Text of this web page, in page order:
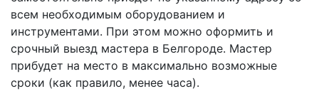
всем необходимым оборудованием и
инструментами. При этом можно оформить и
срочный выезд мастера в Белгороде. Мастер
прибудет на место в максимально возможные
сроки (как правило, менее часа).